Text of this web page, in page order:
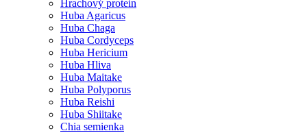
Hrachový proteín
Huba Agaricus
Huba Chaga
Huba Cordyceps
Huba Hericium
Huba Hliva
Huba Maitake
Huba Polyporus
Huba Reishi
Huba Shiitake
Chia semienka